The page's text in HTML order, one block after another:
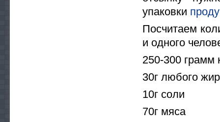
упаковки
Посчитаем
и одного
250-300 грамм
30г любого
10г соли
70г мяса